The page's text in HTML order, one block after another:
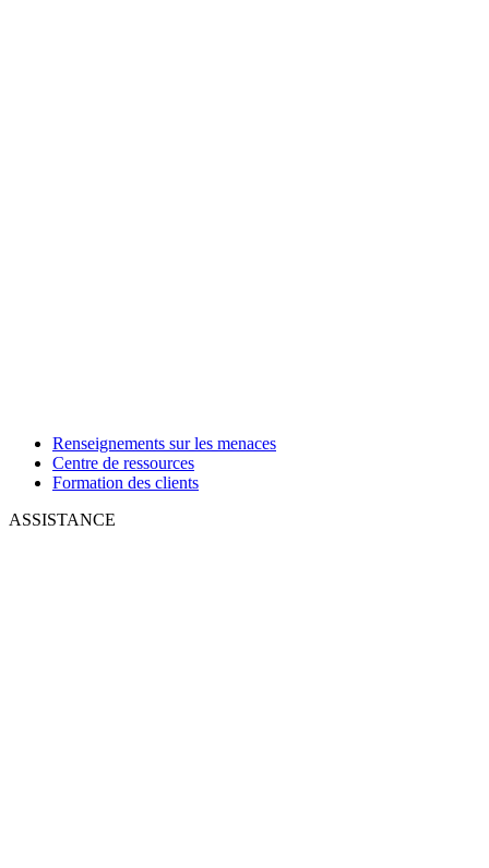
Renseignements sur les menaces
Centre de ressources
Formation des clients
ASSISTANCE